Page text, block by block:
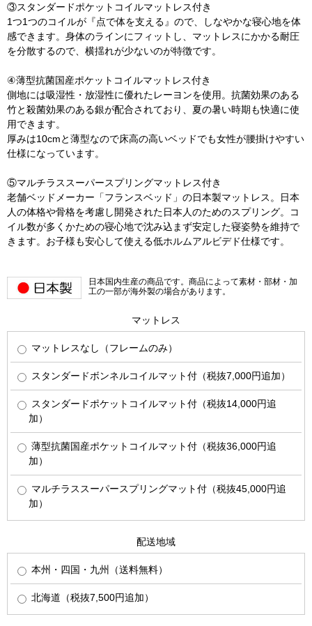
③スタンダードポケットコイルマットレス付き
1つ1つのコイルが『点で体を支える』ので、しなやかな寝心地を体
感できます。身体のラインにフィットし、マットレスにかかる耐圧
を分散するので、横揺れが少ないのが特徴です。
④薄型抗菌国産ポケットコイルマットレス付き
側地には吸湿性・放湿性に優れたレーヨンを使用。抗菌効果のある
竹と殺菌効果のある銀が配合されており、夏の暑い時期も快適に使
用できます。
厚みは10cmと薄型なので床高の高いベッドでも女性が腰掛けやすい
仕様になっています。
⑤マルチラススーパースプリングマットレス付き
老舗ベッドメーカー「フランスベッド」の日本製マットレス。日本
人の体格や骨格を考慮し開発された日本人のためのスプリング。コ
イル数が多くかための寝心地で沈み込まず安定した寝姿勢を維持で
きます。お子様も安心して使える低ホルムアルビデド仕様です。
日本国内生産の商品です。商品によって素材・部材・加
工の一部が海外製の場合があります。
マットレス
マットレスなし（フレームのみ）
スタンダードボンネルコイルマット付（税抜7,000円追加）
スタンダードポケットコイルマット付（税抜14,000円追
加）
薄型抗菌国産ポケットコイルマット付（税抜36,000円追
加）
マルチラススーパースプリングマット付（税抜45,000円追
加）
配送地域
本州・四国・九州（送料無料）
北海道（税抜7,500円追加）